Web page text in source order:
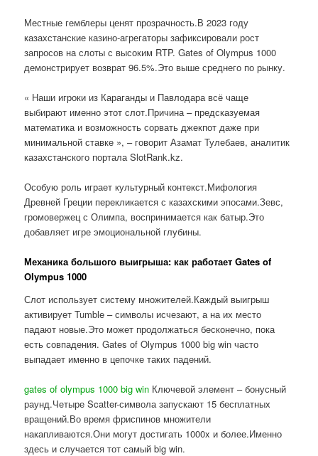
Местные гемблеры ценят прозрачность.В 2023 году
казахстанские казино-агрегаторы зафиксировали рост
запросов на слоты с высоким RTP. Gates of Olympus 1000
демонстрирует возврат 96.5%.Это выше среднего по рынку.
« Наши игроки из Караганды и Павлодара всё чаще
выбирают именно этот слот.Причина – предсказуемая
математика и возможность сорвать джекпот даже при
минимальной ставке », – говорит Азамат Тулебаев, аналитик
казахстанского портала SlotRank.kz.
Особую роль играет культурный контекст.Мифология
Древней Греции перекликается с казахскими эпосами.Зевс,
громовержец с Олимпа, воспринимается как батыр.Это
добавляет игре эмоциональной глубины.
Механика большого выигрыша: как работает Gates of
Olympus 1000
Слот использует систему множителей.Каждый выигрыш
активирует Tumble – символы исчезают, а на их место
падают новые.Это может продолжаться бесконечно, пока
есть совпадения. Gates of Olympus 1000 big win часто
выпадает именно в цепочке таких падений.
gates of olympus 1000 big win Ключевой элемент – бонусный
раунд.Четыре Scatter-символа запускают 15 бесплатных
вращений.Во время фриспинов множители
накапливаются.Они могут достигать 1000x и более.Именно
здесь и случается тот самый big win.